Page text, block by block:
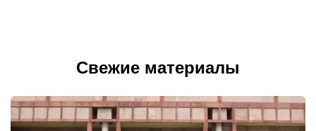
Свежие материалы